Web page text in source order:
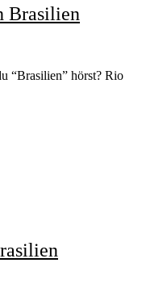
Brasilien
“Brasilien” hörst? Rio